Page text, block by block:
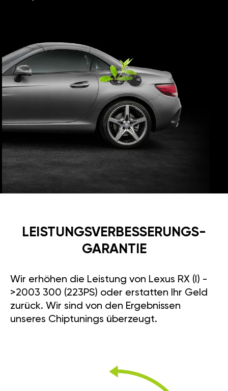
LEISTUNGSVERBESSE­RUNGS­
GARANTIE
Wir erhöhen die Leistung von Lexus RX (I) -
>2003 300 (223PS) oder erstatten Ihr Geld
zurück. Wir sind von den Ergebnissen
unseres Chiptunings überzeugt.